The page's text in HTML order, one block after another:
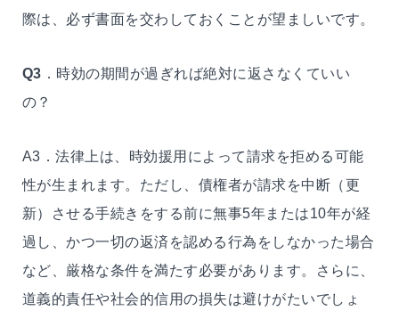
際は、必ず書面を交わしておくことが望ましいです。
Q3 ．時効の期間が過ぎれば絶対に返さなくていい
の？
A3．法律上は、時効援用によって請求を拒める可能
性が生まれます。ただし、債権者が請求を中断（更
新）させる手続きをする前に無事5年または10年が経
過し、かつ一切の返済を認める行為をしなかった場合
など、厳格な条件を満たす必要があります。さらに、
道義的責任や社会的信用の損失は避けがたいでしょ